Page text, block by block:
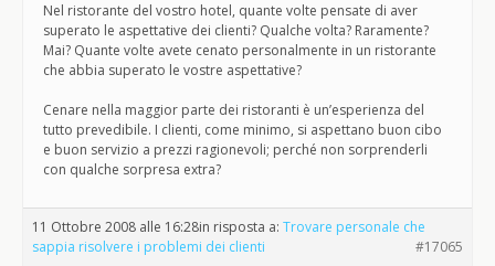
Nel ristorante del vostro hotel, quante volte pensate di aver
superato le aspettative dei clienti? Qualche volta? Raramente?
Mai? Quante volte avete cenato personalmente in un ristorante
che abbia superato le vostre aspettative?
Cenare nella maggior parte dei ristoranti è un’esperienza del
tutto prevedibile. I clienti, come minimo, si aspettano buon cibo
e buon servizio a prezzi ragionevoli; perché non sorprenderli
con qualche sorpresa extra?
11 Ottobre 2008 alle 16:28in risposta a: Trovare personale che
sappia risolvere i problemi dei clienti
#17065